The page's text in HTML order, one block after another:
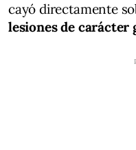
cayó directamente
lesiones de carácter